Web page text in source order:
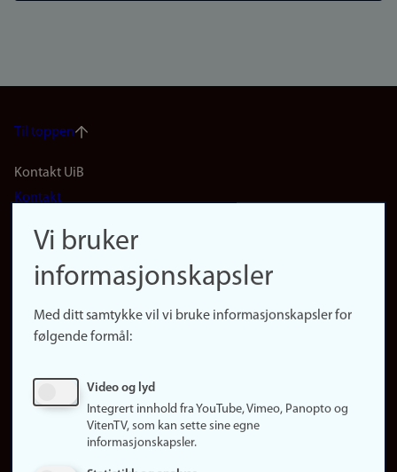
Til toppen
Footer
(no)
Kontakt UiB
Kontakt
Finn forsker
Presse
Finn studier
Ledige stillinger
Vi bruker
informasjonskapsler
Med ditt samtykke vil vi bruke informasjonskapsler for
følgende formål:
Video og lyd
Integrert innhold fra YouTube, Vimeo, Panopto og
VitenTV, som kan sette sine egne
informasjonskapsler.